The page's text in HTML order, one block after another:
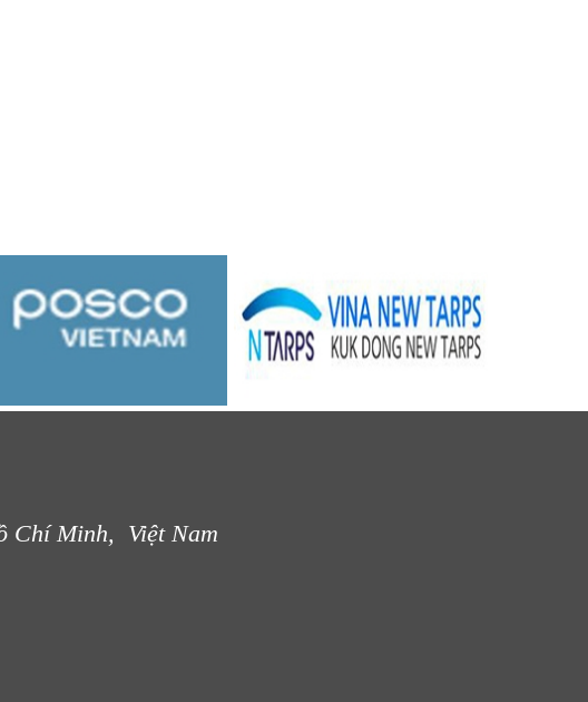
Chí Minh, Việt Nam